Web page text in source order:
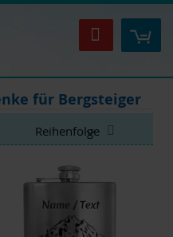
Suche
für Bergsteiger
sortieren